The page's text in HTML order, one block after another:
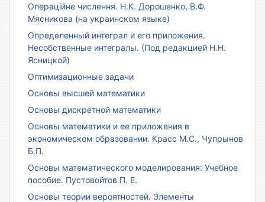
Операційне числення. Н.К. Дорошенко, В.Ф.
Мясникова (на украинском языке)
Определенный интеграл и его приложения.
Несобственные интегралы. (Под редакцией Н.Н.
Ясницкой)
Оптимизационные задачи
Основы высшей математики
Основы дискретной математики
Основы математики и ее приложения в
экономическом образовании. Красс М.С., Чупрынов
Б.П.
Основы математического моделирования: Учебное
пособие. Пустовойтов П. Е.
Основы теории вероятностей. Элементы